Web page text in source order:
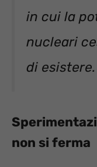
in cui la
nucleari
di esistere.
non si ferma